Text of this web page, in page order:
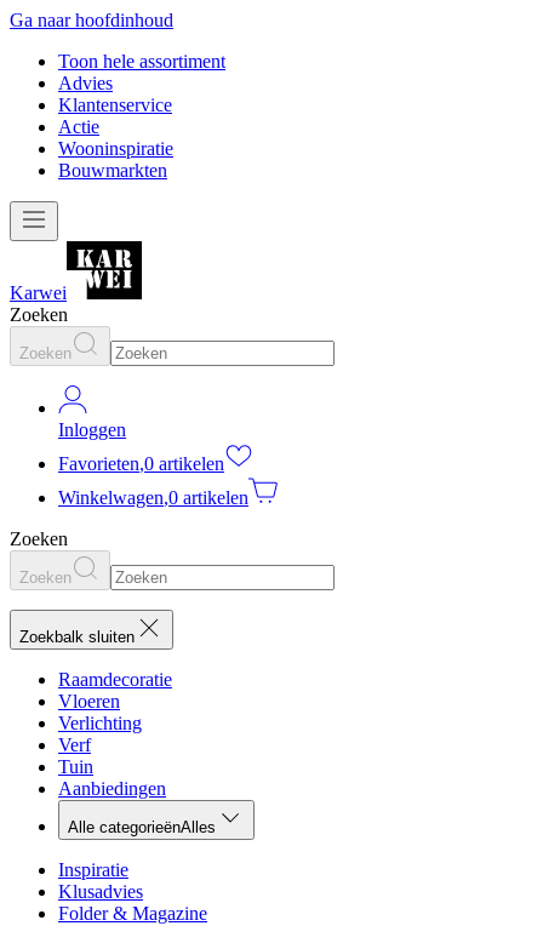
Ga naar hoofdinhoud
Toon hele assortiment
Advies
Klantenservice
Actie
Wooninspiratie
Bouwmarkten
Karwei
Zoeken
Zoeken
Inloggen
Favorieten,0 artikelen
Winkelwagen,0 artikelen
Zoeken
Zoeken
Zoekbalk sluiten
Raamdecoratie
Vloeren
Verlichting
Verf
Tuin
Aanbiedingen
Alle categorieënAlles
Inspiratie
Klusadvies
Folder & Magazine